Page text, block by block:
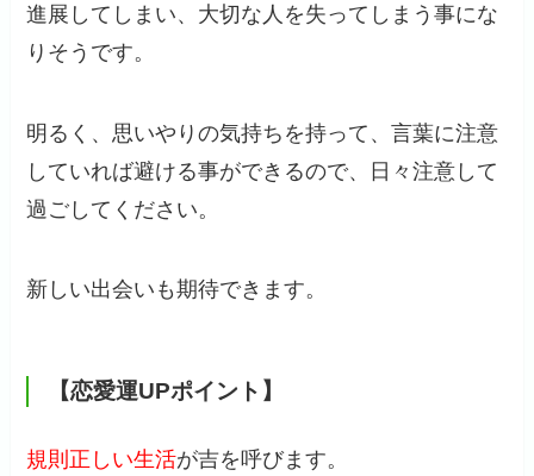
進展してしまい、大切な人を失ってしまう事にな
りそうです。
明るく、思いやりの気持ちを持って、言葉に注意
していれば避ける事ができるので、日々注意して
過ごしてください。
新しい出会いも期待できます。
【恋愛運UPポイント】
規則正しい生活が吉を呼びます。